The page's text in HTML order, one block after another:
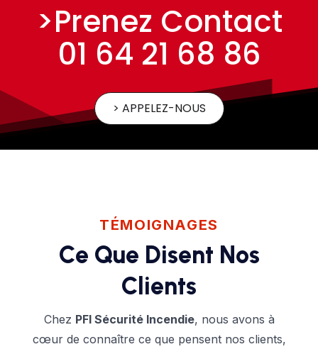
>Prenez Contact
01 64 21 68 86
> APPELEZ-NOUS
TÉMOIGNAGES
Ce Que Disent Nos
Clients
Chez PFI Sécurité Incendie, nous avons à
cœur de connaître ce que pensent nos clients,